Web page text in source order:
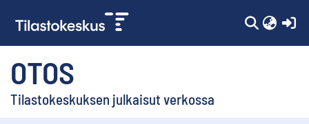
OTOS
Tilastokeskuksen julkaisut verkossa